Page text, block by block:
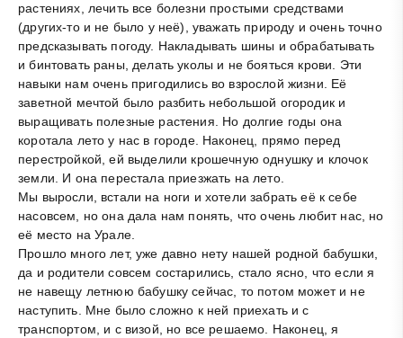
растениях, лечить все болезни простыми средствами
(других-то и не было у неё), уважать природу и очень точно
предсказывать погоду. Накладывать шины и обрабатывать
и бинтовать раны, делать уколы и не бояться крови. Эти
навыки нам очень пригодились во взрослой жизни. Её
заветной мечтой было разбить небольшой огородик и
выращивать полезные растения. Но долгие годы она
коротала лето у нас в городе. Наконец, прямо перед
перестройкой, ей выделили крошечную однушку и клочок
земли. И она перестала приезжать на лето.
Мы выросли, встали на ноги и хотели забрать её к себе
насовсем, но она дала нам понять, что очень любит нас, но
её место на Урале.
Прошло много лет, уже давно нету нашей родной бабушки,
да и родители совсем состарились, стало ясно, что если я
не навещу летнюю бабушку сейчас, то потом может и не
наступить. Мне было сложно к ней приехать и с
транспортом, и с визой, но все решаемо. Наконец, я